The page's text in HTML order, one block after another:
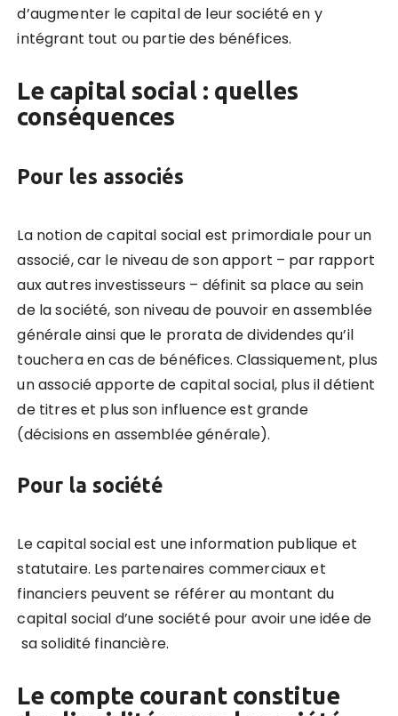
d’augmenter le capital de leur société en y
intégrant tout ou partie des bénéfices.
Le capital social : quelles
conséquences
Pour les associés
La notion de capital social est primordiale pour un
associé, car le niveau de son apport – par rapport
aux autres investisseurs – définit sa place au sein
de la société, son niveau de pouvoir en assemblée
générale ainsi que le prorata de dividendes qu’il
touchera en cas de bénéfices. Classiquement, plus
un associé apporte de capital social, plus il détient
de titres et plus son influence est grande
(décisions en assemblée générale).
Pour la société
Le capital social est une information publique et
statutaire. Les partenaires commerciaux et
financiers peuvent se référer au montant du
capital social d’une société pour avoir une idée de
sa solidité financière.
Le compte courant constitue